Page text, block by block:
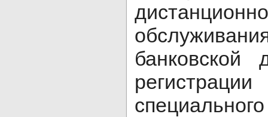
банковской